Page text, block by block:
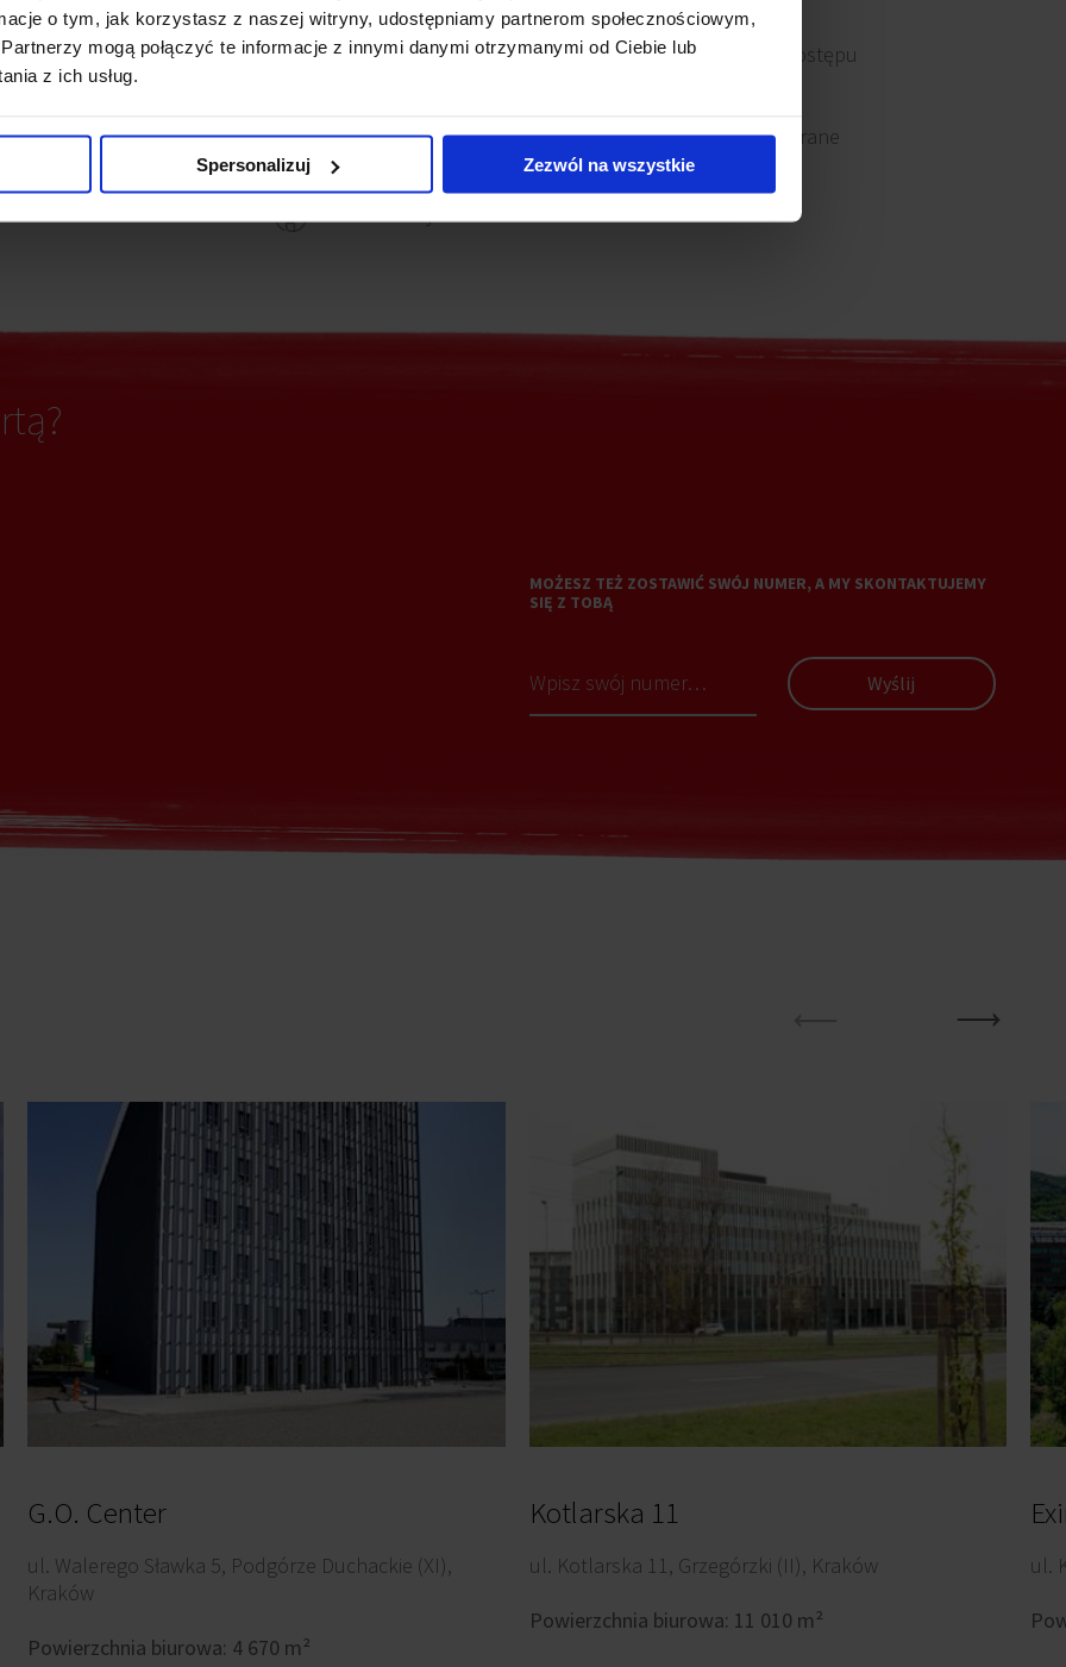
o tym, jak korzystasz z naszej witryny, udostępniamy partnerom społecznościowym,
mogą połączyć te informacje z innymi danymi otrzymanymi od Ciebie lub
z ich usług.
Spersonalizuj Zezwól na wszystkie
elektryczne Recepcja
Ochrona
Kontrola dostępu
Okna otwierane
MOŻESZ TEŻ ZOSTAWIĆ SWÓJ NUMER, A MY SKONTAKTUJEMY
SIĘ Z TOBĄ
Wyślij
G.O. Center
ul. Walerego Sławka 5, Podgórze Duchackie (XI),
Kraków
Powierzchnia biurowa: 4 670 m²
Kotlarska 11
ul. Kotlarska 11, Grzegórzki (II), Kraków
Powierzchnia biurowa: 11 010 m²
ul.